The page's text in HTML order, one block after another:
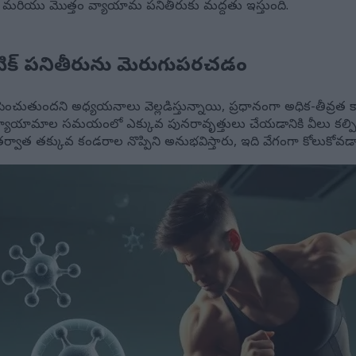
మొత్తం వ్యాయామ పనితీరుకు మద్దతు ఇస్తుంది.
పనితీరును మెరుగుపరచడం
పెంచుతుందని అధ్యయనాలు వెల్లడిస్తున్నాయి, ప్రధానంగా అధిక-
వ్యాయామాల సమయంలో ఎక్కువ పునరావృత్తులు చేయడానికి వీలు
తక్కువ కండరాల నొప్పిని అనుభవిస్తారు, ఇది వేగంగా